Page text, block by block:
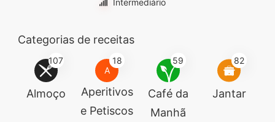
Intermediário
Categorias de receitas
107
Almoço
A
18
Aperitivos
e Petiscos
59
Café da
Manhã
82
Jantar